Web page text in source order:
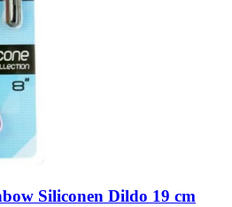
Siliconen Dildo 19 cm